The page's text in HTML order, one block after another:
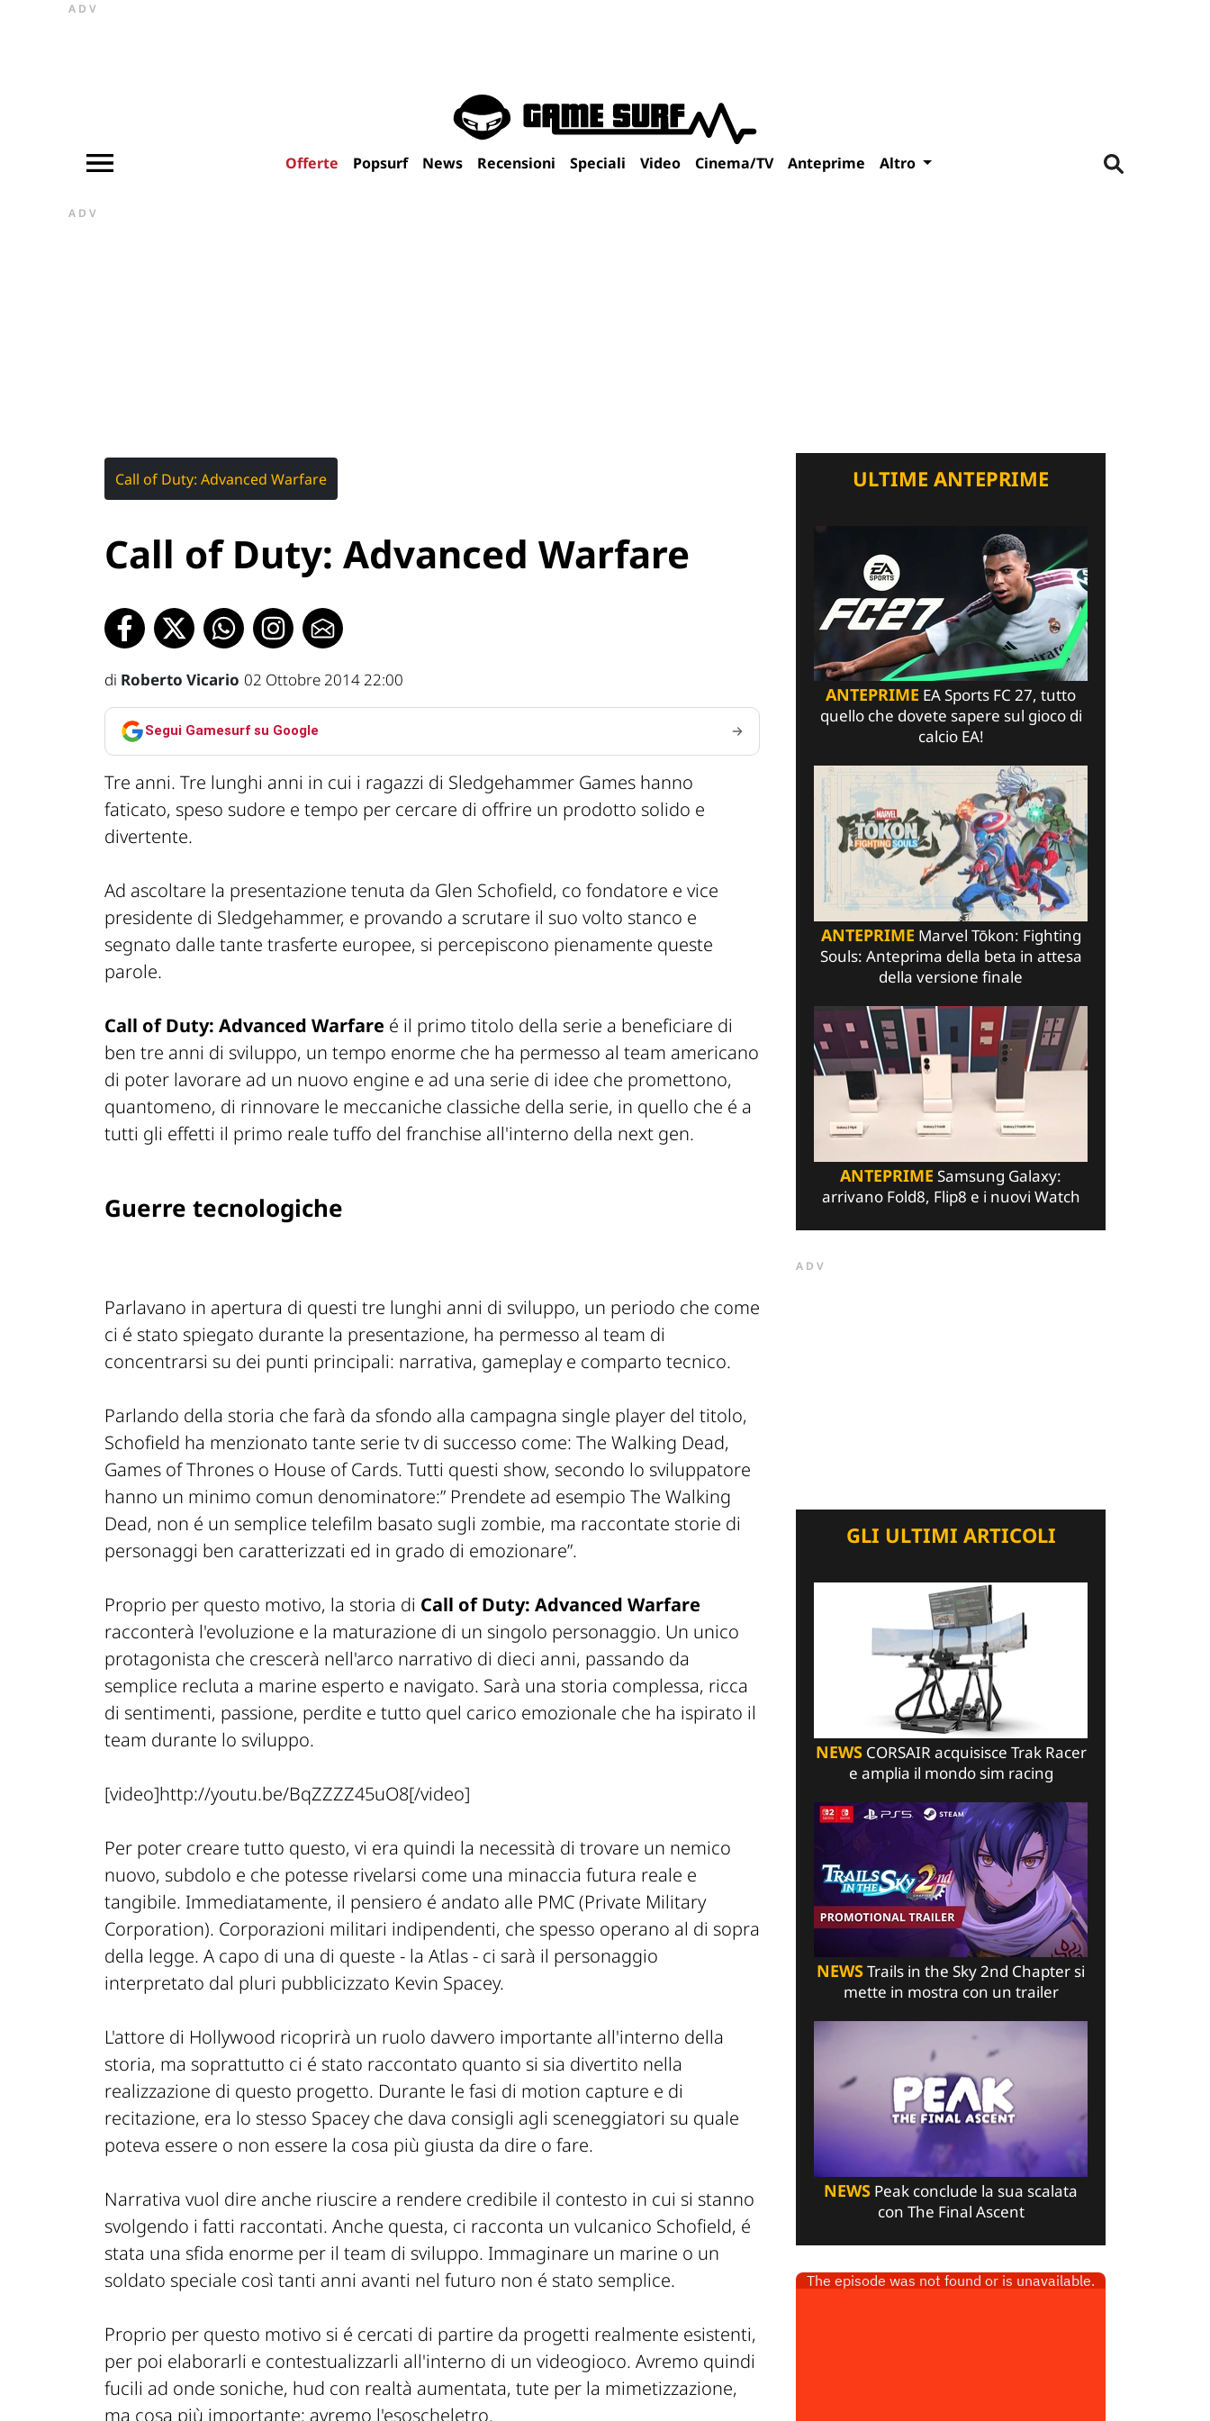
ADV
Offerte Popsurf News Recensioni Speciali Video Cinema/TV Anteprime Altro
ADV
Call of Duty: Advanced Warfare
Call of Duty: Advanced Warfare
di Roberto Vicario 02 Ottobre 2014 22:00
Segui Gamesurf su Google
Tre anni. Tre lunghi anni in cui i ragazzi di Sledgehammer Games hanno
faticato, speso sudore e tempo per cercare di offrire un prodotto solido e
divertente.
Ad ascoltare la presentazione tenuta da Glen Schofield, co fondatore e vice
presidente di Sledgehammer, e provando a scrutare il suo volto stanco e
segnato dalle tante trasferte europee, si percepiscono pienamente queste
parole.
Call of Duty: Advanced Warfare é il primo titolo della serie a beneficiare di
ben tre anni di sviluppo, un tempo enorme che ha permesso al team americano
di poter lavorare ad un nuovo engine e ad una serie di idee che promettono,
quantomeno, di rinnovare le meccaniche classiche della serie, in quello che é a
tutti gli effetti il primo reale tuffo del franchise all'interno della next gen.
Guerre tecnologiche
Parlavano in apertura di questi tre lunghi anni di sviluppo, un periodo che come
ci é stato spiegato durante la presentazione, ha permesso al team di
concentrarsi su dei punti principali: narrativa, gameplay e comparto tecnico.
Parlando della storia che farà da sfondo alla campagna single player del titolo,
Schofield ha menzionato tante serie tv di successo come: The Walking Dead,
Games of Thrones o House of Cards. Tutti questi show, secondo lo sviluppatore
hanno un minimo comun denominatore:” Prendete ad esempio The Walking
Dead, non é un semplice telefilm basato sugli zombie, ma raccontate storie di
personaggi ben caratterizzati ed in grado di emozionare”.
Proprio per questo motivo, la storia di Call of Duty: Advanced Warfare
racconterà l'evoluzione e la maturazione di un singolo personaggio. Un unico
protagonista che crescerà nell'arco narrativo di dieci anni, passando da
semplice recluta a marine esperto e navigato. Sarà una storia complessa, ricca
di sentimenti, passione, perdite e tutto quel carico emozionale che ha ispirato il
team durante lo sviluppo.
[video]http://youtu.be/BqZZZZ45uO8[/video]
Per poter creare tutto questo, vi era quindi la necessità di trovare un nemico
nuovo, subdolo e che potesse rivelarsi come una minaccia futura reale e
tangibile. Immediatamente, il pensiero é andato alle PMC (Private Military
Corporation). Corporazioni militari indipendenti, che spesso operano al di sopra
della legge. A capo di una di queste - la Atlas - ci sarà il personaggio
interpretato dal pluri pubblicizzato Kevin Spacey.
L'attore di Hollywood ricoprirà un ruolo davvero importante all'interno della
storia, ma soprattutto ci é stato raccontato quanto si sia divertito nella
realizzazione di questo progetto. Durante le fasi di motion capture e di
recitazione, era lo stesso Spacey che dava consigli agli sceneggiatori su quale
poteva essere o non essere la cosa più giusta da dire o fare.
Narrativa vuol dire anche riuscire a rendere credibile il contesto in cui si stanno
svolgendo i fatti raccontati. Anche questa, ci racconta un vulcanico Schofield, é
stata una sfida enorme per il team di sviluppo. Immaginare un marine o un
soldato speciale così tanti anni avanti nel futuro non é stato semplice.
Proprio per questo motivo si é cercati di partire da progetti realmente esistenti,
per poi elaborarli e contestualizzarli all'interno di un videogioco. Avremo quindi
fucili ad onde soniche, hud con realtà aumentata, tute per la mimetizzazione,
ma cosa più importante: avremo l'esoscheletro.
ULTIME ANTEPRIME
ANTEPRIME EA Sports FC 27, tutto
quello che dovete sapere sul gioco di
calcio EA!
ANTEPRIME Marvel Tōkon: Fighting
Souls: Anteprima della beta in attesa
della versione finale
ANTEPRIME Samsung Galaxy:
arrivano Fold8, Flip8 e i nuovi Watch
ADV
GLI ULTIMI ARTICOLI
NEWSCORSAIR acquisisce Trak Racer
e amplia il mondo sim racing
NEWSTrails in the Sky 2nd Chapter si
mette in mostra con un trailer
NEWS Peak conclude la sua scalata
con The Final Ascent